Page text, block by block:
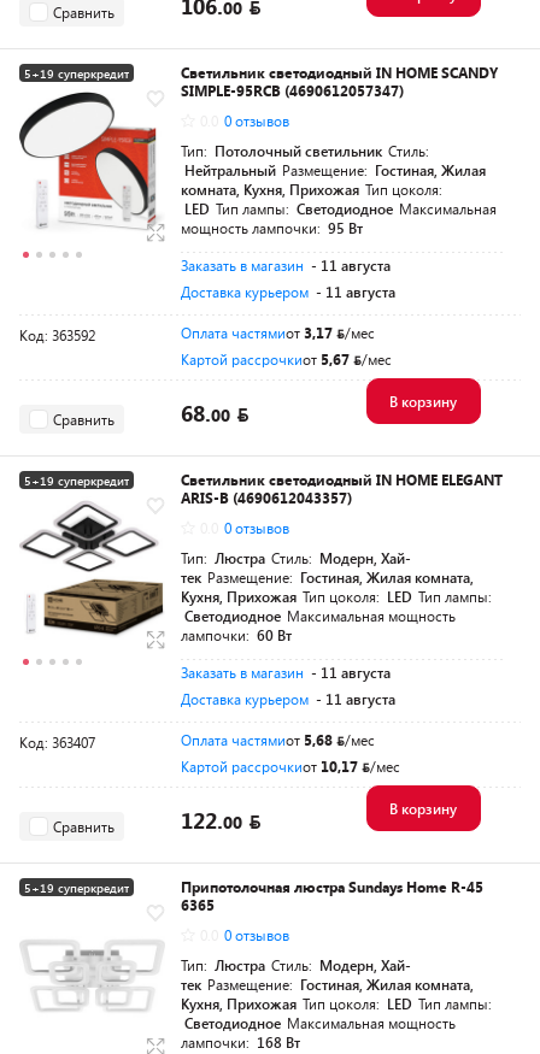
Сравнить 00
5+19 суперкредит
Разумная цена
Светильник светодиодный IN HOME SCANDY
SIMPLE-95RCB (4690612057347)
0 отзывов
Тип: Потолочный светильник Стиль:
Нейтральный Размещение: Гостиная, Жилая
комната, Кухня, Прихожая Тип цоколя:
LED Тип лампы: Светодиодное Максимальная
мощность лампочки: 95 Вт
Заказать в магазин - 11 августа
Доставка курьером - 11 августа
Код: 363592 Оплата частямиот3,17
/мес
Картой рассрочкиот 5,67 /мес
Сравнить 68.00
В корзину
5+19 суперкредит
Разумная цена
Светильник светодиодный IN HOME ELEGANT
ARIS-B (4690612043357)
0 отзывов
Тип: Люстра Стиль: Модерн, Хай-
тек Размещение: Гостиная, Жилая комната,
Кухня, Прихожая Тип цоколя: LED Тип лампы:
Светодиодное Максимальная мощность
лампочки: 60 Вт
Заказать в магазин - 11 августа
Доставка курьером - 11 августа
Код: 363407 Оплата частямиот 5,68
/мес
Картой рассрочкиот 10,17 /мес
Сравнить 122.00
В корзину
5+19 суперкредит
Припотолочная люстра Sundays Home R-45
6365
0 отзывов
Тип: Люстра Стиль: Модерн, Хай-
тек Размещение: Гостиная, Жилая комната,
Кухня, Прихожая Тип цоколя: LED Тип лампы:
Светодиодное Максимальная мощность
лампочки: 168 Вт